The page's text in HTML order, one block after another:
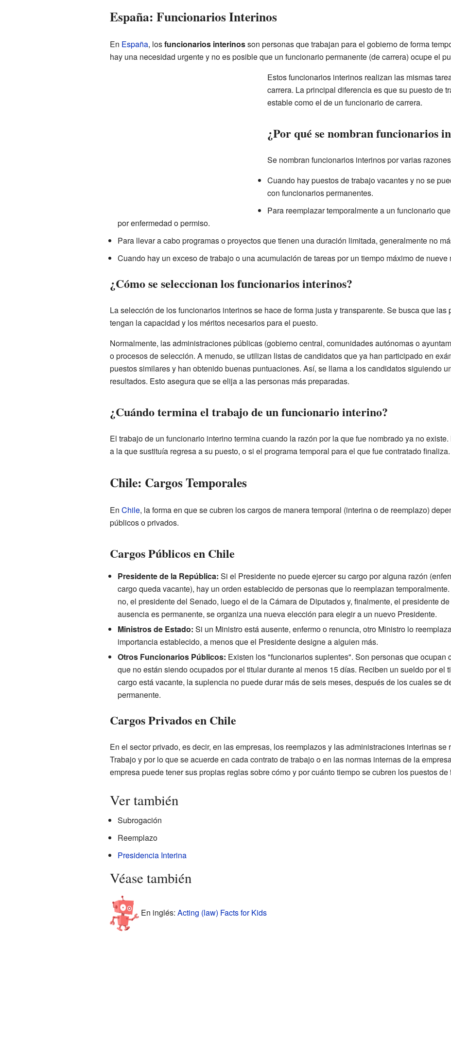
España: Funcionarios Interinos
En España, losfuncionarios interinosson personas que trabajan para el gobierno de forma
hay una necesidad urgente y no es posible que un funcionario permanente (de carrera) ocupe el
Estos funcionarios interinos realizan las mismas
carrera. La principal diferencia es que su puesto de
estable como el de un funcionario de carrera.
¿Por qué se nombran funcionarios
Se nombran funcionarios interinos por varias
Cuando hay puestos de trabajo vacantes y no se
con funcionarios permanentes.
Para reemplazar temporalmente a un funcionario
por enfermedad o permiso.
Para llevar a cabo programas o proyectos que tienen una duración limitada, generalmente no
Cuando hay un exceso de trabajo o una acumulación de tareas por un tiempo máximo de nueve
¿Cómo se seleccionan los funcionarios interinos?
La selección de los funcionarios interinos se hace de forma justa y transparente. Se busca que
tengan la capacidad y los méritos necesarios para el puesto.
Normalmente, las administraciones públicas (gobierno central, comunidades autónomas o
o procesos de selección. A menudo, se utilizan listas de candidatos que ya han participado en
puestos similares y han obtenido buenas puntuaciones. Así, se llama a los candidatos siguiendo
resultados. Esto asegura que se elija a las personas más preparadas.
¿Cuándo termina el trabajo de un funcionario interino?
El trabajo de un funcionario interino termina cuando la razón por la que fue nombrado ya no
a la que sustituía regresa a su puesto, o si el programa temporal para el que fue contratado finaliza.
Chile: Cargos Temporales
En Chile, la forma en que se cubren los cargos de manera temporal (interina o de reemplazo)
públicos o privados.
Cargos Públicos en Chile
Presidente de la República: Si el Presidente no puede ejercer su cargo por alguna razón
cargo queda vacante), hay un orden establecido de personas que lo reemplazan
no, el presidente del Senado, luego el de la Cámara de Diputados y, finalmente, el presidente
ausencia es permanente, se organiza una nueva elección para elegir a un nuevo Presidente.
Ministros de Estado: Si un Ministro está ausente, enfermo o renuncia, otro Ministro lo
importancia establecido, a menos que el Presidente designe a alguien más.
Otros Funcionarios Públicos: Existen los "funcionarios suplentes". Son personas que ocupan
que no están siendo ocupados por el titular durante al menos 15 días. Reciben un sueldo por el
cargo está vacante, la suplencia no puede durar más de seis meses, después de los cuales se
permanente.
Cargos Privados en Chile
En el sector privado, es decir, en las empresas, los reemplazos y las administraciones interinas se
Trabajo y por lo que se acuerde en cada contrato de trabajo o en las normas internas de la
empresa puede tener sus propias reglas sobre cómo y por cuánto tiempo se cubren los puestos de
Ver también
Subrogación
Reemplazo
Presidencia Interina
Véase también
En inglés: Acting (law) Facts for Kids